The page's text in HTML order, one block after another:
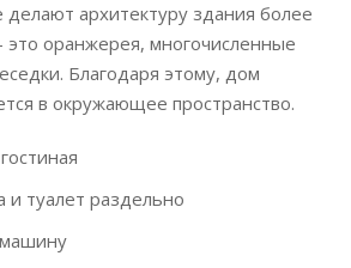
архитектуру здания более
это оранжерея, многочисленные
Благодаря этому, дом
в окружающее пространство.
и туалет раздельно